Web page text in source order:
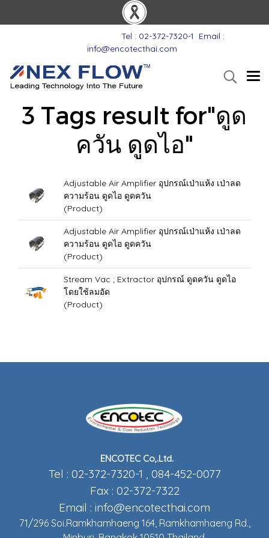
Tel : 02-372-7320-1
Email :
info@encotecthai.com
3 Tags result for"ดูด
ควัน ดูดไอ"
Adjustable Air Amplifier อุปกรณ์เป่าแห้ง เป่าลด
ความร้อน ดูดไอ ดูดควัน
(Product)
Adjustable Air Amplifier อุปกรณ์เป่าแห้ง เป่าลด
ความร้อน ดูดไอ ดูดควัน
(Product)
Stream Vac ; Extractor อุปกรณ์ ดูดควัน ดูดไอ
โดยใช้ลมอัด
(Product)
ENCOTEC Co,.Ltd.
Tel : 02-372-7320-1 , 084-452-0077
Fax : 02-372-7322
Email : info@encotecthai.com
71/296 Soi.Ramkhamhaeng 164, Ramkhamhaeng Rd.,